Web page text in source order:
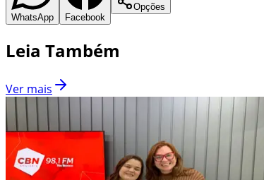
WhatsApp Facebook
Opções
Leia Também
Ver mais